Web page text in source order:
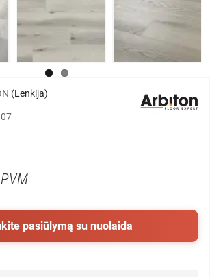
(Lenkija)
pasiūlymą su nuolaida